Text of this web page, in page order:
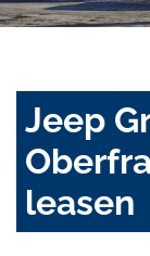
Jeep
leasen